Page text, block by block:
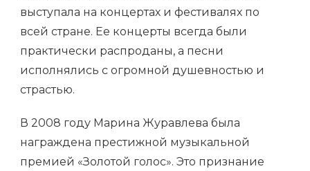
выступала на концертах и фестивалях по
всей стране. Ее концерты всегда были
практически распроданы, а песни
исполнялись с огромной душевностью и
страстью.
В 2008 году Марина Журавлева была
награждена престижной музыкальной
премией «Золотой голос». Это признание